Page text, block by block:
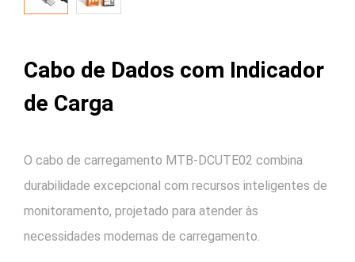
Cabo de Dados com Indicador
de Carga
O cabo de carregamento MTB-DCUTE02 combina
durabilidade excepcional com recursos inteligentes de
monitoramento, projetado para atender às
necessidades modernas de carregamento.